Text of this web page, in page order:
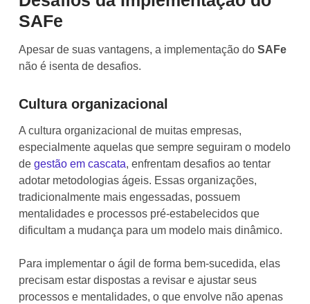
SAFe
Apesar de suas vantagens, a implementação do SAFe
não é isenta de desafios.
Cultura organizacional
A cultura organizacional de muitas empresas,
especialmente aquelas que sempre seguiram o modelo
de gestão em cascata, enfrentam desafios ao tentar
adotar metodologias ágeis. Essas organizações,
tradicionalmente mais engessadas, possuem
mentalidades e processos pré-estabelecidos que
dificultam a mudança para um modelo mais dinâmico.
Para implementar o ágil de forma bem-sucedida, elas
precisam estar dispostas a revisar e ajustar seus
processos e mentalidades, o que envolve não apenas